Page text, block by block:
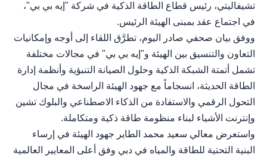
تشيفاليتي، رئيس قطاع الطاقة الذكية في شركة "إيه بي بي"،
في اجتماع عقد بمبنى الهيئة الرئيس.
ووفق بيان صحفي صادر اليوم، تطرَّق اللقاء إلى أوجه وإمكانيات
التعاون والتنسيق بين الهيئة و"إيه بي بي" في مجالات مختلفة
تشمل أتمتة الشبكة الذكية وحلول الصيانة التنبؤية وأنظمة إدارة
الطاقة الحديثة، انسجاماً مع جهود الهيئة الراسخة في مجال
التحول الرقمي والاستفادة من الذكاء الاصطناعي والبلوك تشين
وإنترنت الأشياء لبناء منظومة طاقة ذكية ومتكاملة.
واستعرض معالي سعيد محمد الطاير جهود الهيئة في إرساء
البنية التحتية للطاقة والمياه في دبي وفق أعلى المعايير العالمية